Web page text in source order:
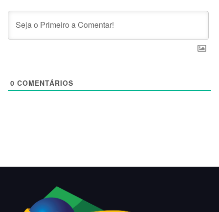
0 COMENTÁRIOS